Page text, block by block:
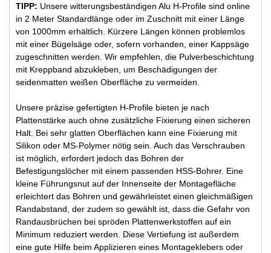
TIPP: Unsere witterungsbeständigen Alu H-Profile sind online
in 2 Meter Standardlänge oder im Zuschnitt mit einer Länge
von 1000mm erhältlich. Kürzere Längen können problemlos
mit einer Bügelsäge oder, sofern vorhanden, einer Kappsäge
zugeschnitten werden. Wir empfehlen, die Pulverbeschichtung
mit Kreppband abzukleben, um Beschädigungen der
seidenmatten weißen Oberfläche zu vermeiden.
Unsere präzise gefertigten H-Profile bieten je nach
Plattenstärke auch ohne zusätzliche Fixierung einen sicheren
Halt. Bei sehr glatten Oberflächen kann eine Fixierung mit
Silikon oder MS-Polymer nötig sein. Auch das Verschrauben
ist möglich, erfordert jedoch das Bohren der
Befestigungslöcher mit einem passenden HSS-Bohrer. Eine
kleine Führungsnut auf der Innenseite der Montagefläche
erleichtert das Bohren und gewährleistet einen gleichmäßigen
Randabstand, der zudem so gewählt ist, dass die Gefahr von
Randausbrüchen bei spröden Plattenwerkstoffen auf ein
Minimum reduziert werden. Diese Vertiefung ist außerdem
eine gute Hilfe beim Applizieren eines Montageklebers oder